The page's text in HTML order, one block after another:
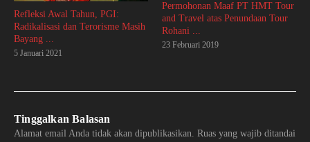
Refleksi Awal Tahun, PGI:
Radikalisasi dan Terorisme Masih
Bayang ...
5 Januari 2021
Permohonan Maaf PT HMT Tour
and Travel atas Penundaan Tour
Rohani ...
23 Februari 2019
Tinggalkan Balasan
Alamat email Anda tidak akan dipublikasikan. Ruas yang wajib ditandai